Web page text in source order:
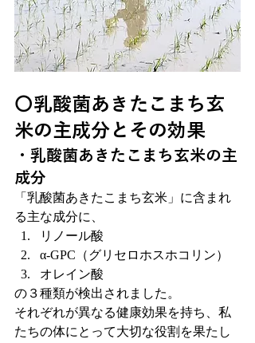
〇乳酸菌あきたこまち玄
米の主成分とその効果
・乳酸菌あきたこまち玄米の主
成分
「乳酸菌あきたこまち玄米」に含まれ
る主な成分に、
リノール酸
α-GPC（グリセロホスホコリン）
オレイン酸
の３種類が検出されました。
それぞれが異なる健康効果を持ち、私
たちの体にとって大切な役割を果たし